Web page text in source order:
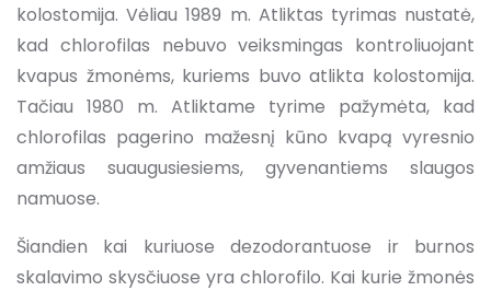
kolostomija. Vėliau 1989 m. Atliktas tyrimas nustatė,
kad chlorofilas nebuvo veiksmingas kontroliuojant
kvapus žmonėms, kuriems buvo atlikta kolostomija.
Tačiau 1980 m. Atliktame tyrime pažymėta, kad
chlorofilas pagerino mažesnį kūno kvapą vyresnio
amžiaus suaugusiesiems, gyvenantiems slaugos
namuose.
Šiandien kai kuriuose dezodorantuose ir burnos
skalavimo skysčiuose yra chlorofilo. Kai kurie žmonės